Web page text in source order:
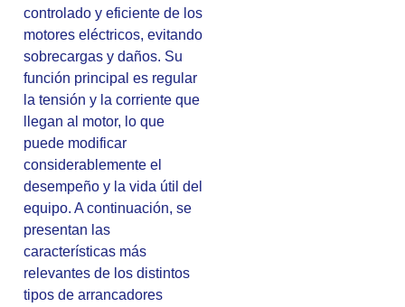
controlado y eficiente de los
motores eléctricos, evitando
sobrecargas y daños. Su
función principal es regular
la tensión y la corriente que
llegan al motor, lo que
puede modificar
considerablemente el
desempeño y la vida útil del
equipo. A continuación, se
presentan las
características más
relevantes de los distintos
tipos de arrancadores